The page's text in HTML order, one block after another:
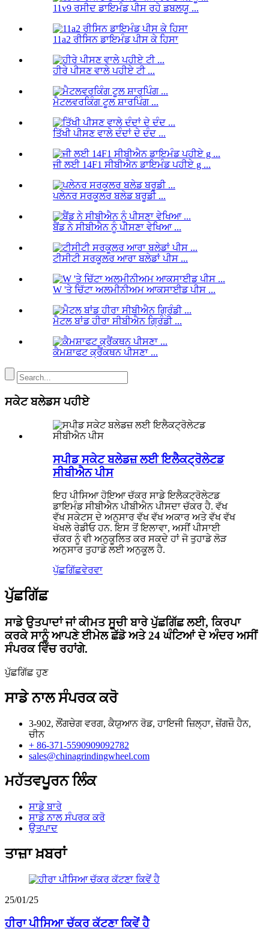
11v9 ਰਸੀਦ ਡਾਇਮੰਡ ਪੀਸ ਰਹੇ ਡਬਲਯੂ ...
11a2 ਰੀਸਿਨ ਡਾਇਮੰਡ ਪੀਸ ਕੇ ਹਿਸਾ
ਹੀਰੇ ਪੀਸਣ ਵਾਲੇ ਪਹੀਏ ਟੀ ...
ਮੈਟਲਵਰਕਿੰਗ ਟੂਲ ਸ਼ਾਰਪਿੰਗ ...
ਤਿੱਖੀ ਪੀਸਣ ਵਾਲੇ ਦੰਦਾਂ ਦੇ ਦੰਦ ...
ਜੀ ਲਈ 14F1 ਸੀਬੀਐਨ ਡਾਇਮੰਡ ਪਹੀਏ g ...
ਪਲੇਨਰ ਸਰਕੂਲਰ ਬਲੇਡ ਬਰੂਡੀ ...
ਬੈਂਡ ਨੇ ਸੀਬੀਐਨ ਨੂੰ ਪੀਸਣਾ ਵੇਖਿਆ ...
ਟੀਸੀਟੀ ਸਰਕੂਲਰ ਆਰਾ ਬਲੇਡਾਂ ਪੀਸ ...
W 'ਤੇ ਚਿੱਟਾ ਅਲਮੀਨੀਅਮ ਆਕਸਾਈਡ ਪੀਸ ...
ਮੈਟਲ ਬਾਂਡ ਹੀਰਾ ਸੀਬੀਐਨ ਗ੍ਰਿੰਡੀ ...
ਕੈਮਸ਼ਾਫਟ ਕ੍ਰੈਂਕਥਨ ਪੀਸਣਾ ...
ਸਕੇਟ ਬਲੇਡਸ ਪਹੀਏ
ਸਪੀਡ ਸਕੇਟ ਬਲੇਡਜ਼ ਲਈ ਇਲੈਕਟ੍ਰੋਲੇਟਡ
ਸੀਬੀਐਨ ਪੀਸ
ਇਹ ਪੀਸਿਆ ਹੋਇਆ ਚੱਕਰ ਸਾਡੇ ਇਲੈਕਟ੍ਰੋਲੇਟਡ
ਡਾਇਮੰਡ ਸੀਬੀਐਨ ਪੀਬੀਐਨ ਪੀਸਦਾ ਚੱਕਰ ਹੈ. ਵੱਖ
ਵੱਖ ਸਕੇਟਸ ਦੇ ਅਨੁਸਾਰ ਵੱਖ ਵੱਖ ਅਕਾਰ ਅਤੇ ਵੱਖ ਵੱਖ
ਖੋਖਲੇ ਰੇਡੀਓ ਹਨ. ਇਸ ਤੋਂ ਇਲਾਵਾ, ਅਸੀਂ ਪੀਸਾਈ
ਚੱਕਰ ਨੂੰ ਵੀ ਅਨੁਕੂਲਿਤ ਕਰ ਸਕਦੇ ਹਾਂ ਜੋ ਤੁਹਾਡੇ ਲੋੜ
ਅਨੁਸਾਰ ਤੁਹਾਡੇ ਲਈ ਅਨੁਕੂਲ ਹੈ.
ਪੁੱਛਗਿੱਛਵੇਰਵਾ
ਪੁੱਛਗਿੱਛ
ਸਾਡੇ ਉਤਪਾਦਾਂ ਜਾਂ ਕੀਮਤ ਸੂਚੀ ਬਾਰੇ ਪੁੱਛਗਿੱਛ ਲਈ, ਕਿਰਪਾ
ਕਰਕੇ ਸਾਨੂੰ ਆਪਣੇ ਈਮੇਲ ਛੱਡੋ ਅਤੇ 24 ਘੰਟਿਆਂ ਦੇ ਅੰਦਰ ਅਸੀਂ
ਸੰਪਰਕ ਵਿੱਚ ਰਹਾਂਗੇ.
ਪੁੱਛਗਿੱਛ ਹੁਣ
ਸਾਡੇ ਨਾਲ ਸੰਪਰਕ ਕਰੋ
3-902, ਲੌਂਗਚੇਗ ਵਰਗ, ਕੈਯੁਆਨ ਰੋਡ, ਹਾਇਜੀ ਜ਼ਿਲ੍ਹਾ, ਜ਼ੇਂਗਜ਼ੌ ਹੈਨ,
ਚੀਨ
+ 86-371-5590909092782
sales@chinagrindingwheel.com
ਮਹੱਤਵਪੂਰਨ ਲਿੰਕ
ਸਾਡੇ ਬਾਰੇ
ਸਾਡੇ ਨਾਲ ਸੰਪਰਕ ਕਰੋ
ਉਤਪਾਦ
ਤਾਜ਼ਾ ਖ਼ਬਰਾਂ
25/01/25
ਹੀਰਾ ਪੀਸਿਆ ਚੱਕਰ ਕੱਟਣਾ ਕਿਵੇਂ ਹੈ